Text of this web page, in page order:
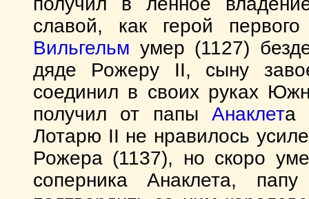
славой, как герой
Вильгельм умер (1127)
дяде Рожеру II, сыну
соединил в своих руках
получил от папыАнаклета
Лотарю II не нравилось
Рожера (1137), но скоро
соперника Анаклета,